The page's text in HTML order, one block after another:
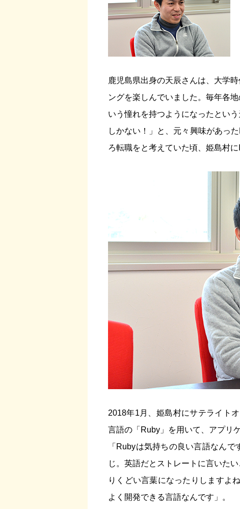
鹿児島県出身の天辰さんは、大学
ングを楽しんでいました。毎年各
いう憧れを持つようになったとい
しかない！」と、元々興味があっ
ろ転職をと考えていた頃、姫島村
2018年1月、姫島村にサテライト
言語の「Ruby」を用いて、アプリ
「Rubyは気持ちの良い言語なん
じ。英語だとストレートに言いた
りくどい言葉になったりしますよ
よく開発できる言語なんです」。